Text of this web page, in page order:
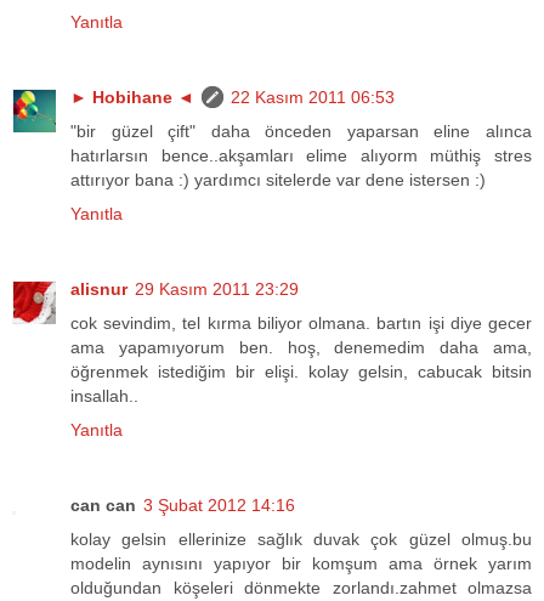
Yanıtla
► Hobihane ◄
22 Kasım 2011 06:53
"bir güzel çift" daha önceden yaparsan eline alınca
hatırlarsın bence..akşamları elime alıyorm müthiş stres
attırıyor bana :) yardımcı sitelerde var dene istersen :)
Yanıtla
alisnur 29 Kasım 2011 23:29
cok sevindim, tel kırma biliyor olmana. bartın işi diye gecer
ama yapamıyorum ben. hoş, denemedim daha ama,
öğrenmek istediğim bir elişi. kolay gelsin, cabucak bitsin
insallah..
Yanıtla
can can 3 Şubat 2012 14:16
kolay gelsin ellerinize sağlık duvak çok güzel olmuş.bu
modelin aynısını yapıyor bir komşum ama örnek yarım
olduğundan köşeleri dönmekte zorlandı.zahmet olmazsa